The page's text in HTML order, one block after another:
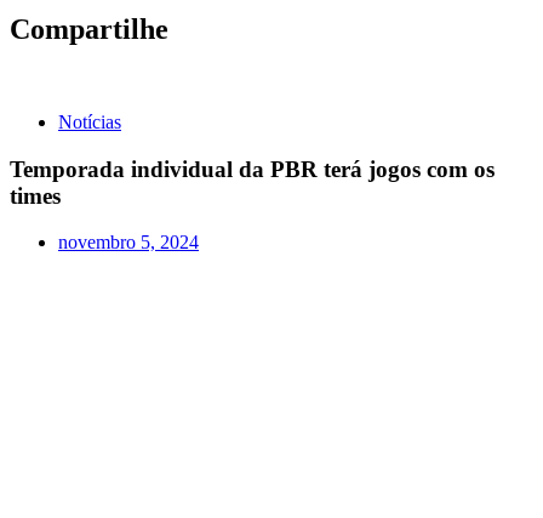
Compartilhe
Notícias
Temporada individual da PBR terá jogos com os
times
novembro 5, 2024